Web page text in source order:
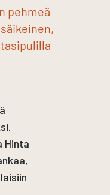
pehmeä
Hinta